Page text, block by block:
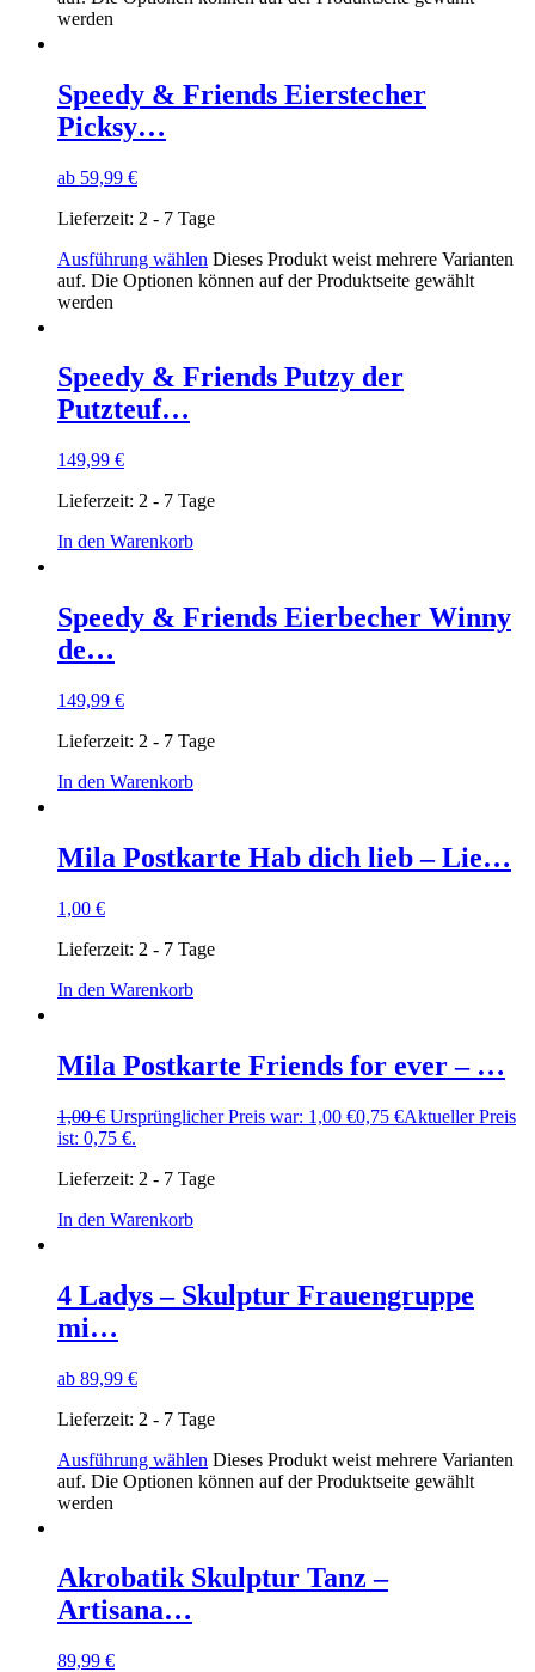
werden
Speedy & Friends Eierstecher
Picksy…
ab 59,99 €
Lieferzeit: 2 - 7 Tage
Ausführung wählen Dieses Produkt weist mehrere Varianten
auf. Die Optionen können auf der Produktseite gewählt
werden
Speedy & Friends Putzy der
Putzteuf…
149,99 €
Lieferzeit: 2 - 7 Tage
In den Warenkorb
Speedy & Friends Eierbecher Winny
de…
149,99 €
Lieferzeit: 2 - 7 Tage
In den Warenkorb
Mila Postkarte Hab dich lieb – Lie…
1,00 €
Lieferzeit: 2 - 7 Tage
In den Warenkorb
Mila Postkarte Friends for ever – …
1,00€ Ursprünglicher Preis war: 1,00 €0,75 €Aktueller Preis
ist: 0,75 €.
Lieferzeit: 2 - 7 Tage
In den Warenkorb
4 Ladys – Skulptur Frauengruppe
mi…
ab 89,99 €
Lieferzeit: 2 - 7 Tage
Ausführung wählen Dieses Produkt weist mehrere Varianten
auf. Die Optionen können auf der Produktseite gewählt
werden
Akrobatik Skulptur Tanz –
Artisana…
89,99 €